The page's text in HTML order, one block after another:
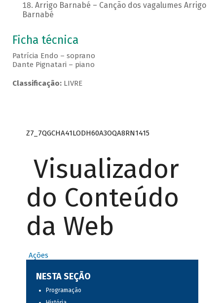
Arrigo Barnabé – Canção dos vagalumes Arrigo
Barnabé
Ficha técnica
Patrícia Endo – soprano
Dante Pignatari – piano
Classificação:LIVRE
Z7_7QGCHA41LODH60A3OQA8RN1415
Visualizador
do Conteúdo
da Web
Ações
NESTA SEÇÃO
Programação